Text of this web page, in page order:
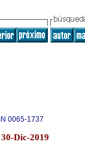
0065-1737
Dic-2019